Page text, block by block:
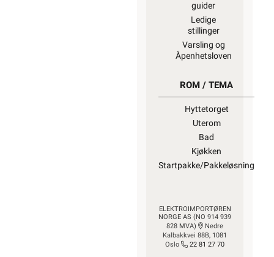
guider
Ledige
stillinger
Varsling og
Åpenhetsloven
ROM / TEMA
Hyttetorget
Uterom
Bad
Kjøkken
Startpakke/Pakkeløsning
ELEKTROIMPORTØREN
NORGE AS (NO 914 939
828 MVA)
Nedre
Kalbakkvei 88B, 1081
Oslo
22 81 27 70